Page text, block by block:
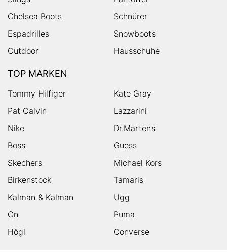
Chelsea Boots
Schnürer
Espadrilles
Snowboots
Outdoor
Hausschuhe
TOP MARKEN
Tommy Hilfiger
Kate Gray
Pat Calvin
Lazzarini
Nike
Dr.Martens
Boss
Guess
Skechers
Michael Kors
Birkenstock
Tamaris
Kalman & Kalman
Ugg
On
Puma
Högl
Converse